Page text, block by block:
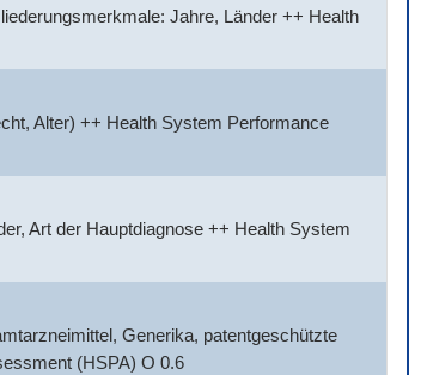
Jahre, Länder ++ Health
Alter) ++ Health System Performance
Art der Hauptdiagnose ++ Health System
Generika, patentgeschützte
(HSPA) O 0.6